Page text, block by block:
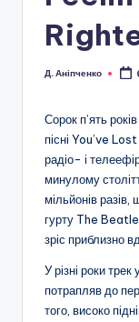
Опубліковано
Д. Аніпченко
Сорок п’ять
пісні You’ve
радіо- і
минулому
мільйонів
гурту The
зріс приблизно
У різні роки
потрапляв до
того, високо